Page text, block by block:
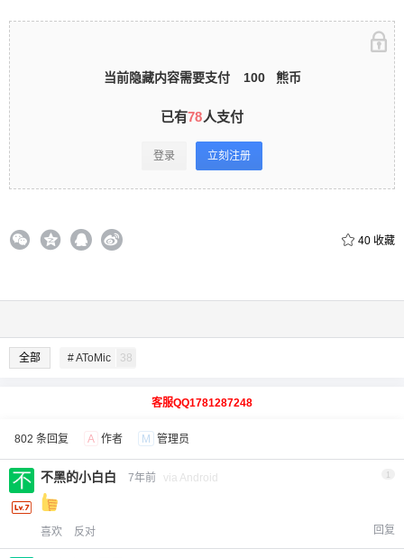
当前隐藏内容需要支付 100 熊币
已有78人支付
登录 立刻注册
40 收藏
全部 # AToMic 38
客服QQ1781287248
802 条回复 A 作者 M 管理员
不黑的小白白 7年前 via Android 1
喜欢 反对 回复